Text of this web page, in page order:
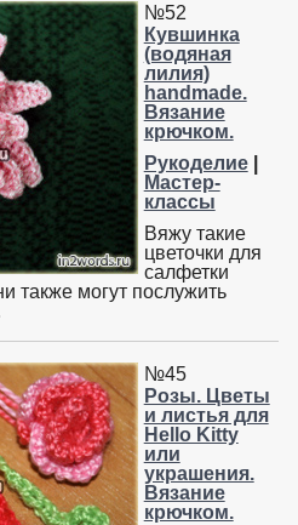
№52
Кувшинка
(водяная
лилия)
handmade.
Вязание
крючком.
Рукоделие|
Мастер-
классы
Вяжу такие
цветочки для
салфетки
также могут послужить
№45
Розы. Цветы
и листья для
Hello Kitty
или
украшения.
Вязание
крючком.